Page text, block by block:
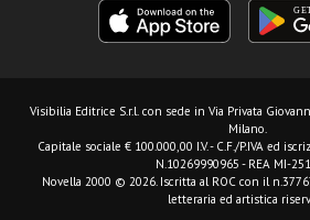
Visibilia Editrice S.r.l. con sede in Via Privata
Milano.
Capitale sociale € 100.000,00 I.V. - C.F./P.IVA ed
N.10269990965 - REA MI-
Novella 2000 © 2026. Iscritta al ROC con il
letteraria ed artistica